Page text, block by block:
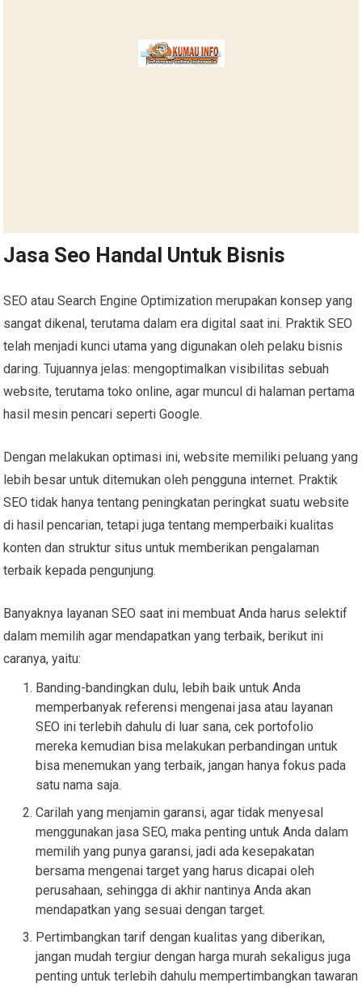
Jasa Seo Handal Untuk Bisnis
SEO atau Search Engine Optimization merupakan konsep yang
sangat dikenal, terutama dalam era digital saat ini. Praktik SEO
telah menjadi kunci utama yang digunakan oleh pelaku bisnis
daring. Tujuannya jelas: mengoptimalkan visibilitas sebuah
website, terutama toko online, agar muncul di halaman pertama
hasil mesin pencari seperti Google.
Dengan melakukan optimasi ini, website memiliki peluang yang
lebih besar untuk ditemukan oleh pengguna internet. Praktik
SEO tidak hanya tentang peningkatan peringkat suatu website
di hasil pencarian, tetapi juga tentang memperbaiki kualitas
konten dan struktur situs untuk memberikan pengalaman
terbaik kepada pengunjung.
Banyaknya layanan SEO saat ini membuat Anda harus selektif
dalam memilih agar mendapatkan yang terbaik, berikut ini
caranya, yaitu:
Banding-bandingkan dulu, lebih baik untuk Anda
memperbanyak referensi mengenai jasa atau layanan
SEO ini terlebih dahulu di luar sana, cek portofolio
mereka kemudian bisa melakukan perbandingan untuk
bisa menemukan yang terbaik, jangan hanya fokus pada
satu nama saja.
Carilah yang menjamin garansi, agar tidak menyesal
menggunakan jasa SEO, maka penting untuk Anda dalam
memilih yang punya garansi, jadi ada kesepakatan
bersama mengenai target yang harus dicapai oleh
perusahaan, sehingga di akhir nantinya Anda akan
mendapatkan yang sesuai dengan target.
Pertimbangkan tarif dengan kualitas yang diberikan,
jangan mudah tergiur dengan harga murah sekaligus juga
penting untuk terlebih dahulu mempertimbangkan tawaran